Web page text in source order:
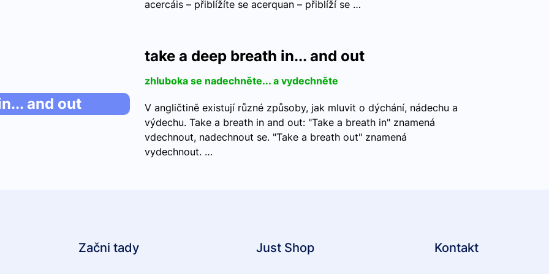
acercáis – přiblížíte se acerquan – přiblíží se …
and out
take a deep breath in... and out
zhluboka se nadechněte... a vydechněte
V angličtině existují různé způsoby, jak mluvit o dýchání, nádechu a
výdechu. Take a breath in and out: "Take a breath in" znamená
vdechnout, nadechnout se. "Take a breath out" znamená
vydechnout. …
Začni tady Just Shop Kontakt